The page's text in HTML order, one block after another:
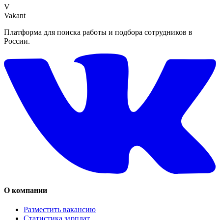
V
Vakant
Платформа для поиска работы и подбора сотрудников в
России.
О компании
Разместить вакансию